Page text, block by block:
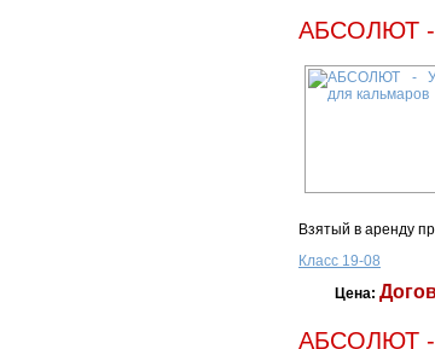
АБСОЛЮТ -
Взятый в аренду
Класс 19-08
Цена:
АБСОЛЮТ -